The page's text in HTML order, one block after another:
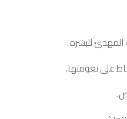
للبشرة.
على نعومتها.